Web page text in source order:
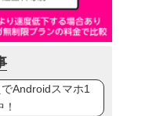
Androidスマホ1